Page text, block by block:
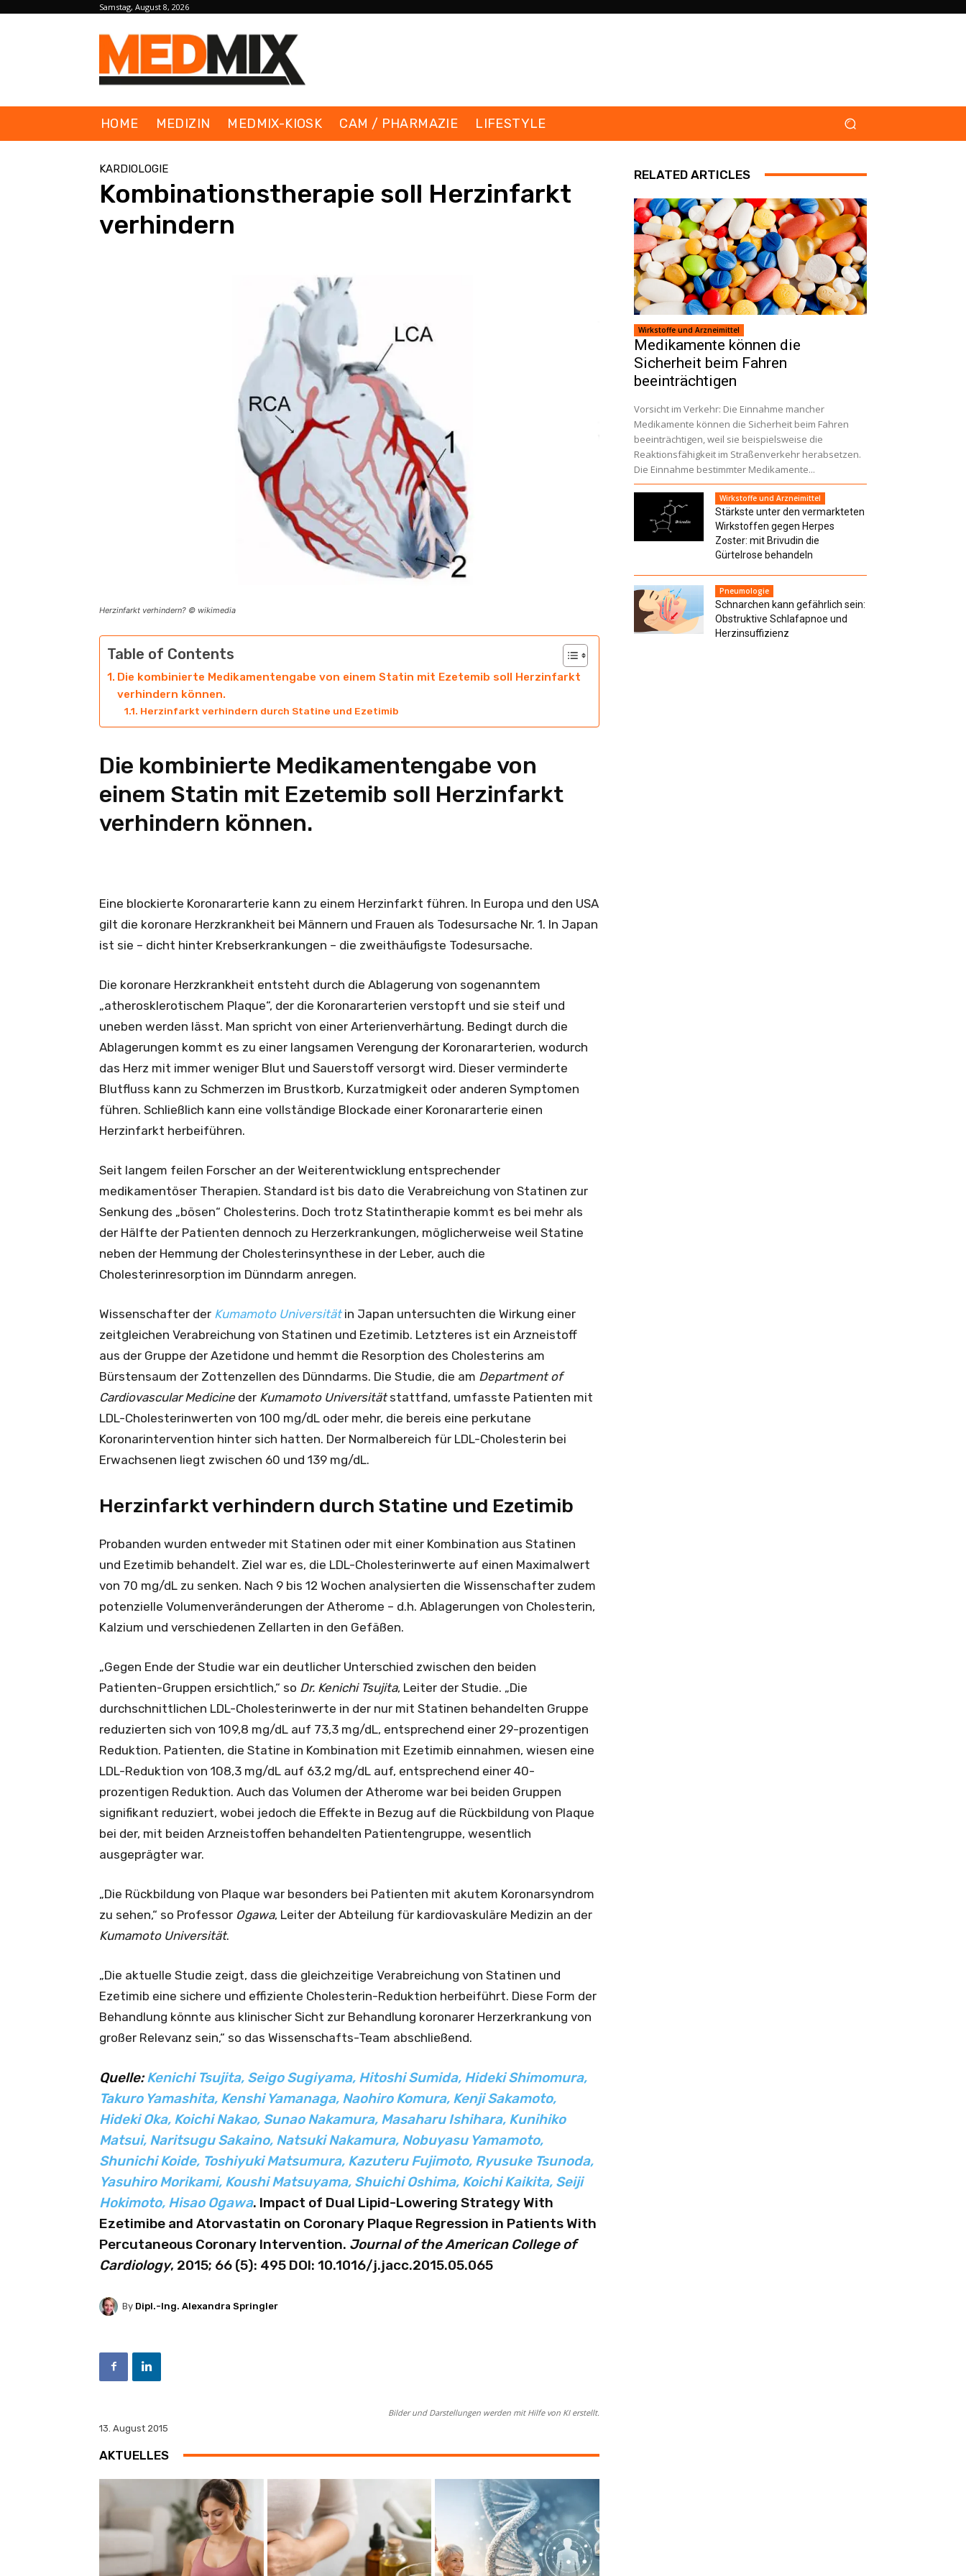
Samstag, August 8, 2026
HOME MEDIZIN MEDMIX-KIOSK CAM / PHARMAZIE LIFESTYLE
KARDIOLOGIE
Kombinationstherapie soll Herzinfarkt
verhindern
Herzinfarkt verhindern? © wikimedia
Table of Contents
Die kombinierte Medikamentengabe von einem Statin mit Ezetemib soll Herzinfarkt
verhindern können.
Herzinfarkt verhindern durch Statine und Ezetimib
Die kombinierte Medikamentengabe von
einem Statin mit Ezetemib soll Herzinfarkt
verhindern können.
Eine blockierte Koronararterie kann zu einem Herzinfarkt führen. In Europa und den USA
gilt die koronare Herzkrankheit bei Männern und Frauen als Todesursache Nr. 1. In Japan
ist sie – dicht hinter Krebserkrankungen – die zweithäufigste Todesursache.
Die koronare Herzkrankheit entsteht durch die Ablagerung von sogenanntem
„atherosklerotischem Plaque“, der die Koronararterien verstopft und sie steif und
uneben werden lässt. Man spricht von einer Arterienverhärtung. Bedingt durch die
Ablagerungen kommt es zu einer langsamen Verengung der Koronararterien, wodurch
das Herz mit immer weniger Blut und Sauerstoff versorgt wird. Dieser verminderte
Blutfluss kann zu Schmerzen im Brustkorb, Kurzatmigkeit oder anderen Symptomen
führen. Schließlich kann eine vollständige Blockade einer Koronararterie einen
Herzinfarkt herbeiführen.
Seit langem feilen Forscher an der Weiterentwicklung entsprechender
medikamentöser Therapien. Standard ist bis dato die Verabreichung von Statinen zur
Senkung des „bösen“ Cholesterins. Doch trotz Statintherapie kommt es bei mehr als
der Hälfte der Patienten dennoch zu Herzerkrankungen, möglicherweise weil Statine
neben der Hemmung der Cholesterinsynthese in der Leber, auch die
Cholesterinresorption im Dünndarm anregen.
Wissenschafter der Kumamoto Universitätin Japan untersuchten die Wirkung einer
zeitgleichen Verabreichung von Statinen und Ezetimib. Letzteres ist ein Arzneistoff
aus der Gruppe der Azetidone und hemmt die Resorption des Cholesterins am
Bürstensaum der Zottenzellen des Dünndarms. Die Studie, die am Department of
Cardiovascular Medicine der Kumamoto Universitätstattfand, umfasste Patienten mit
LDL-Cholesterinwerten von 100 mg/dL oder mehr, die bereis eine perkutane
Koronarintervention hinter sich hatten. Der Normalbereich für LDL-Cholesterin bei
Erwachsenen liegt zwischen 60 und 139 mg/dL.
Herzinfarkt verhindern durch Statine und Ezetimib
Probanden wurden entweder mit Statinen oder mit einer Kombination aus Statinen
und Ezetimib behandelt. Ziel war es, die LDL-Cholesterinwerte auf einen Maximalwert
von 70 mg/dL zu senken. Nach 9 bis 12 Wochen analysierten die Wissenschafter zudem
potenzielle Volumenveränderungen der Atherome – d.h. Ablagerungen von Cholesterin,
Kalzium und verschiedenen Zellarten in den Gefäßen.
„Gegen Ende der Studie war ein deutlicher Unterschied zwischen den beiden
Patienten-Gruppen ersichtlich,“ so Dr. Kenichi Tsujita, Leiter der Studie. „Die
durchschnittlichen LDL-Cholesterinwerte in der nur mit Statinen behandelten Gruppe
reduzierten sich von 109,8 mg/dL auf 73,3 mg/dL, entsprechend einer 29-prozentigen
Reduktion. Patienten, die Statine in Kombination mit Ezetimib einnahmen, wiesen eine
LDL-Reduktion von 108,3 mg/dL auf 63,2 mg/dL auf, entsprechend einer 40-
prozentigen Reduktion. Auch das Volumen der Atherome war bei beiden Gruppen
signifikant reduziert, wobei jedoch die Effekte in Bezug auf die Rückbildung von Plaque
bei der, mit beiden Arzneistoffen behandelten Patientengruppe, wesentlich
ausgeprägter war.
„Die Rückbildung von Plaque war besonders bei Patienten mit akutem Koronarsyndrom
zu sehen,“ so Professor Ogawa, Leiter der Abteilung für kardiovaskuläre Medizin an der
Kumamoto Universität.
„Die aktuelle Studie zeigt, dass die gleichzeitige Verabreichung von Statinen und
Ezetimib eine sichere und effiziente Cholesterin-Reduktion herbeiführt. Diese Form der
Behandlung könnte aus klinischer Sicht zur Behandlung koronarer Herzerkrankung von
großer Relevanz sein,“ so das Wissenschafts-Team abschließend.
Quelle:Kenichi Tsujita, Seigo Sugiyama, Hitoshi Sumida, Hideki Shimomura,
Takuro Yamashita, Kenshi Yamanaga, Naohiro Komura, Kenji Sakamoto,
Hideki Oka, Koichi Nakao, Sunao Nakamura, Masaharu Ishihara, Kunihiko
Matsui, Naritsugu Sakaino, Natsuki Nakamura, Nobuyasu Yamamoto,
Shunichi Koide, Toshiyuki Matsumura, Kazuteru Fujimoto, Ryusuke Tsunoda,
Yasuhiro Morikami, Koushi Matsuyama, Shuichi Oshima, Koichi Kaikita, Seiji
Hokimoto, Hisao Ogawa. Impact of Dual Lipid-Lowering Strategy With
Ezetimibe and Atorvastatin on Coronary Plaque Regression in Patients With
Percutaneous Coronary Intervention. Journal of the American College of
Cardiology, 2015; 66 (5): 495 DOI: 10.1016/j.jacc.2015.05.065
By Dipl.-Ing. Alexandra Springler
Bilder und Darstellungen werden mit Hilfe von KI erstellt.
13. August 2015
AKTUELLES
RELATED ARTICLES
Wirkstoffe und Arzneimittel
Medikamente können die
Sicherheit beim Fahren
beeinträchtigen
Vorsicht im Verkehr: Die Einnahme mancher
Medikamente können die Sicherheit beim Fahren
beeinträchtigen, weil sie beispielsweise die
Reaktionsfähigkeit im Straßenverkehr herabsetzen.
Die Einnahme bestimmter Medikamente...
Wirkstoffe und Arzneimittel
Stärkste unter den vermarkteten
Wirkstoffen gegen Herpes
Zoster: mit Brivudin die
Gürtelrose behandeln
Pneumologie
Schnarchen kann gefährlich sein:
Obstruktive Schlafapnoe und
Herzinsuffizienz